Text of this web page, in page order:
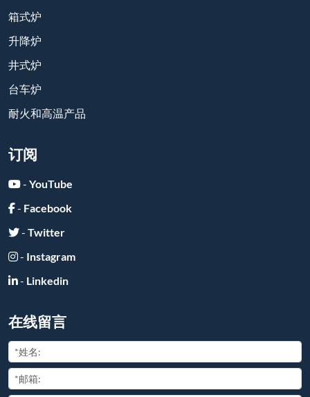
箱式炉
升降炉
井式炉
台车炉
耐火和高温产品
订阅
- YouTube
- Facebook
- Twitter
- Instagram
- Linkedin
在线留言